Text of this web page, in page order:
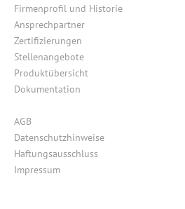
Firmenprofil und Historie
Ansprechpartner
Zertifizierungen
Stellenangebote
Produktübersicht
Dokumentation
AGB
Datenschutzhinweise
Haftungsausschluss
Impressum